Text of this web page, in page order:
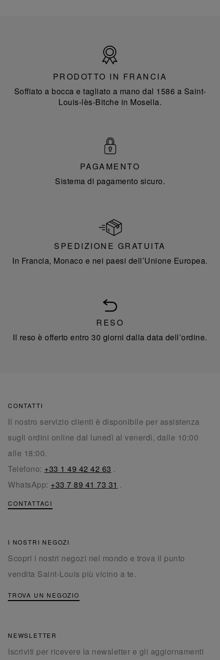
Francia
PRODOTTO IN FRANCIA
Soffiato a bocca e tagliato a mano dal 1586 a Saint-
Louis-lès-Bitche in Mosella.
PAGAMENTO
Sistema di pagamento sicuro.
SPEDIZIONE GRATUITA
In Francia, Monaco e nei paesi dell’Unione Europea.
RESO
Il reso è offerto entro 30 giorni dalla data dell’ordine.
CONTATTI
Il nostro servizio clienti è disponibile per assistenza
sugli ordini online dal lunedì al venerdì, dalle 10:00
alle 18:00.
Telefono: +33 1 49 42 42 63 .
WhatsApp: +33 7 89 41 73 31 .
CONTATTACI
I NOSTRI NEGOZI
Scopri i nostri negozi nel mondo e trova il punto
vendita Saint-Louis più vicino a te.
TROVA UN NEGOZIO
NEWSLETTER
Iscriviti per ricevere la newsletter e gli aggiornamenti